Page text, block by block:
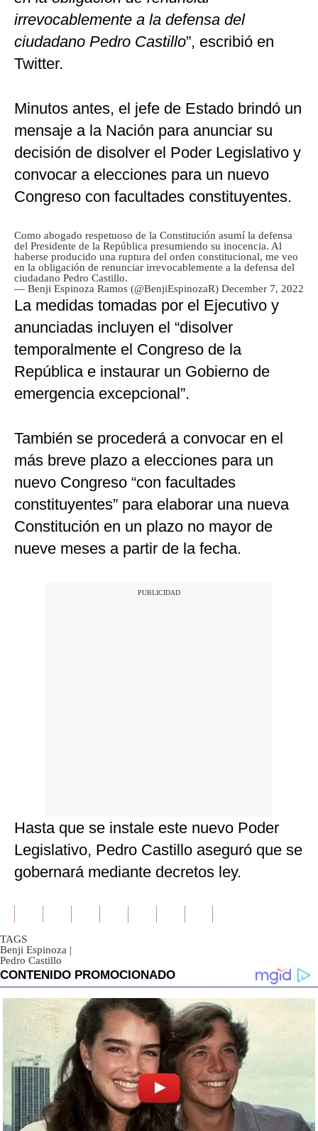
irrevocablemente a la defensa del
ciudadano Pedro Castillo”, escribió en
Twitter.
Minutos antes, el jefe de Estado brindó un
mensaje a la Nación para anunciar su
decisión de disolver el Poder Legislativo y
convocar a elecciones para un nuevo
Congreso con facultades constituyentes.
Como abogado respetuoso de la Constitución asumí la defensa
del Presidente de la República presumiendo su inocencia. Al
haberse producido una ruptura del orden constitucional, me veo
en la obligación de renunciar irrevocablemente a la defensa del
ciudadano Pedro Castillo.
— Benji Espinoza Ramos (@BenjiEspinozaR) December 7, 2022
La medidas tomadas por el Ejecutivo y
anunciadas incluyen el “disolver
temporalmente el Congreso de la
República e instaurar un Gobierno de
emergencia excepcional”.
También se procederá a convocar en el
más breve plazo a elecciones para un
nuevo Congreso “con facultades
constituyentes” para elaborar una nueva
Constitución en un plazo no mayor de
nueve meses a partir de la fecha.
Hasta que se instale este nuevo Poder
Legislativo, Pedro Castillo aseguró que se
gobernará mediante decretos ley.
TAGS
Benji Espinoza |
Pedro Castillo